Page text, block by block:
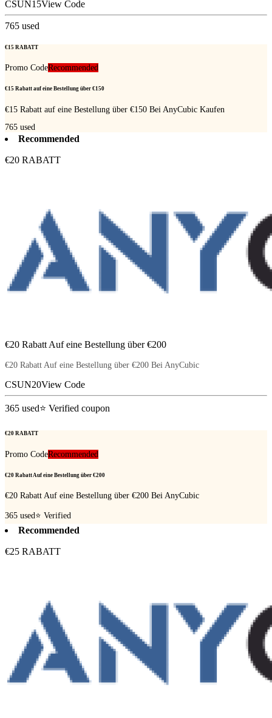
CSUN15View Code
765 used
€15 RABATT
Promo CodeRecommended
€15 Rabatt auf eine Bestellung über €150
€15 Rabatt auf eine Bestellung über €150 Bei AnyCubic Kaufen
765 used
Recommended
€20 RABATT
€20 Rabatt Auf eine Bestellung über €200
€20 Rabatt Auf eine Bestellung über €200 Bei AnyCubic
CSUN20View Code
365 used⭐ Verified coupon
€20 RABATT
Promo CodeRecommended
€20 Rabatt Auf eine Bestellung über €200
€20 Rabatt Auf eine Bestellung über €200 Bei AnyCubic
365 used⭐ Verified
Recommended
€25 RABATT